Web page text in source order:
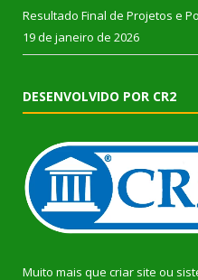
Resultado Final de Projetos e
19 de janeiro de 2026
DESENVOLVIDO POR CR2
Muito mais que criar site ou